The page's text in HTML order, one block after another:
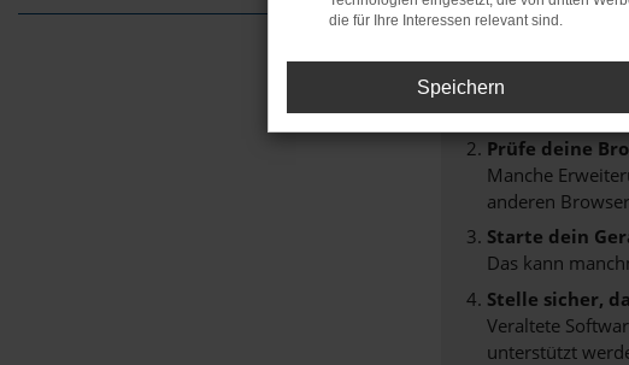
Beim Laden ist ein
Überprüfe
Laden andere
Prüfe deine
Manche
anderen
Starte dein
Das kann
Stelle sicher,
Veraltete
unterstützt
die für Ihre Interessen relevant sind.
Speichern